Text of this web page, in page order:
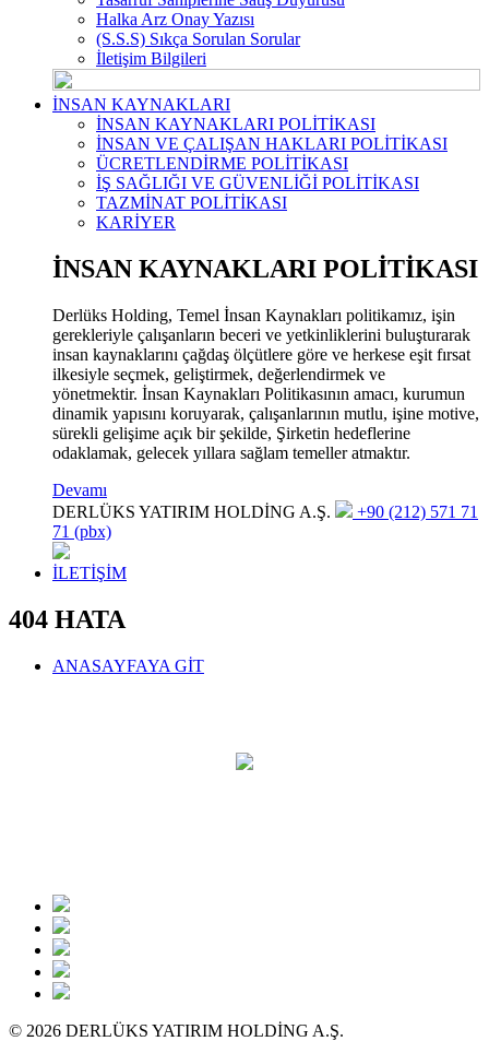
Halka Arz Onay Yazısı
(S.S.S) Sıkça Sorulan Sorular
İletişim Bilgileri
İNSAN KAYNAKLARI
İNSAN KAYNAKLARI POLİTİKASI
İNSAN VE ÇALIŞAN HAKLARI POLİTİKASI
ÜCRETLENDİRME POLİTİKASI
İŞ SAĞLIĞI VE GÜVENLİĞİ POLİTİKASI
TAZMİNAT POLİTİKASI
KARİYER
İNSAN KAYNAKLARI POLİTİKASI
Derlüks Holding, Temel İnsan Kaynakları politikamız, işin
gerekleriyle çalışanların beceri ve yetkinliklerini buluşturarak
insan kaynaklarını çağdaş ölçütlere göre ve herkese eşit fırsat
ilkesiyle seçmek, geliştirmek, değerlendirmek ve
yönetmektir. İnsan Kaynakları Politikasının amacı, kurumun
dinamik yapısını koruyarak, çalışanlarının mutlu, işine motive,
sürekli gelişime açık bir şekilde, Şirketin hedeflerine
odaklamak, gelecek yıllara sağlam temeller atmaktır.
Devamı
DERLÜKS YATIRIM HOLDİNG A.Ş.
+90 (212) 571 71
71 (pbx)
İLETİŞİM
404 HATA
ANASAYFAYA GİT
© 2026 DERLÜKS YATIRIM HOLDİNG A.Ş.